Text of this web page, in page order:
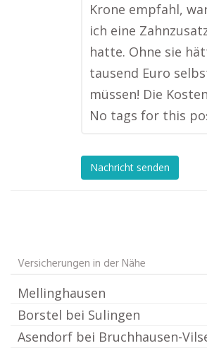
Krone empfahl,
ich eine
hatte. Ohne sie
tausend Euro
müssen! Die
No tags for this
Nachricht senden
Versicherungen in der Nähe
Mellinghausen
Borstel bei Sulingen
Asendorf bei Bruchhausen-